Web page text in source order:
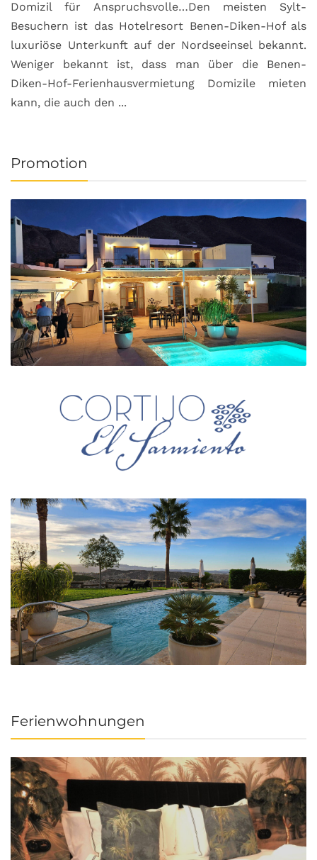
Domizil für Anspruchsvolle…Den meisten Sylt-
Besuchern ist das Hotelresort Benen-Diken-Hof als
luxuriöse Unterkunft auf der Nordseeinsel bekannt.
Weniger bekannt ist, dass man über die Benen-
Diken-Hof-Ferienhausvermietung Domizile mieten
kann, die auch den ...
Promotion
Ferienwohnungen